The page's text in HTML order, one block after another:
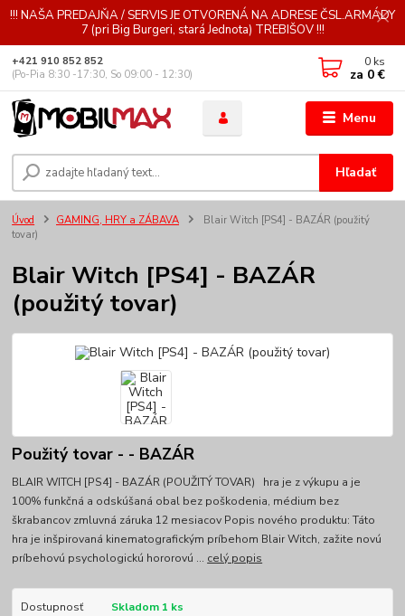
!!! NAŠA PREDAJŇA / SERVIS JE OTVORENÁ NA ADRESE ČSL.ARMÁDY
7 (pri Big Burgeri, stará Jednota) TREBIŠOV !!!
Menu
Hľadať
+421 910 852 852
(Po-Pia 8:30 -17:30, So 09:00 - 12:30)
0 ks
za 0 €
Úvod GAMING, HRY a ZÁBAVA
Blair Witch [PS4] - BAZÁR (použitý
tovar)
Blair Witch [PS4] - BAZÁR
(použitý tovar)
Použitý tovar - - BAZÁR
BLAIR WITCH [PS4] - BAZÁR (POUŽITÝ TOVAR) hra je z výkupu a je
100% funkčná a odskúšaná obal bez poškodenia, médium bez
škrabancov zmluvná záruka 12 mesiacov Popis nového produktu: Táto
hra je inšpirovaná kinematografickým príbehom Blair Witch, zažite novú
príbehovú psychologickú hororovú ... celý popis
Dostupnosť Skladom 1 ks